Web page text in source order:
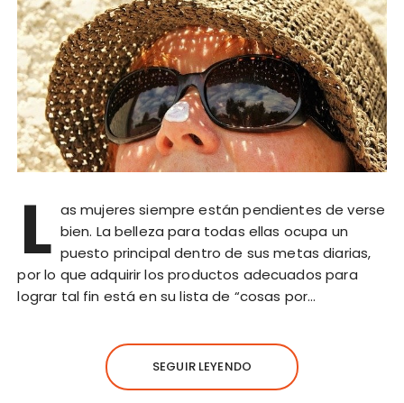
L as mujeres siempre están pendientes de verse
bien. La belleza para todas ellas ocupa un
puesto principal dentro de sus metas diarias,
por lo que adquirir los productos adecuados para
lograr tal fin está en su lista de “cosas por…
SEGUIR LEYENDO